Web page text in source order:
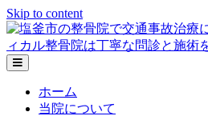
Skip to content
メ
ュ
ー
ホーム
当院について